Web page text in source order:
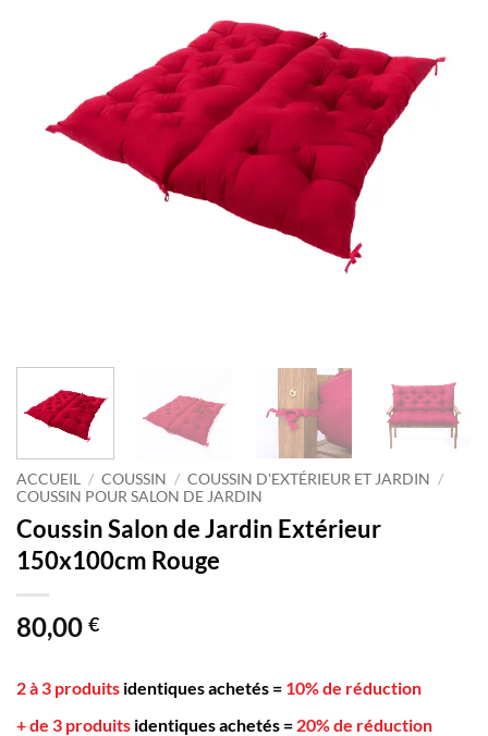
ACCUEIL / COUSSIN / COUSSIN D'EXTÉRIEUR ET JARDIN /
COUSSIN POUR SALON DE JARDIN
Coussin Salon de Jardin Extérieur
150x100cm Rouge
80,00 €
2 à 3 produits identiques achetés = 10% de réduction
+ de 3 produits identiques achetés = 20% de réduction